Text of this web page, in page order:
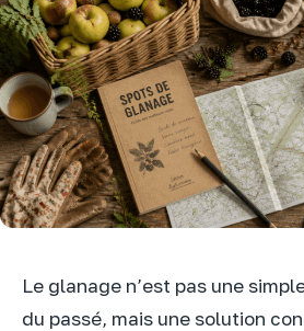
Le glanage n’est pas une
du passé, mais une solution